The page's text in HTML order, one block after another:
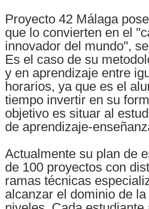
Proyecto 42 Málaga
que lo convierten en el
innovador del mundo",
Es el caso de su
y en aprendizaje entre
horarios, ya que es el
tiempo invertir en su
objetivo es situar al
de aprendizaje-
Actualmente su plan de
de 100 proyectos con
ramas técnicas
alcanzar el dominio de